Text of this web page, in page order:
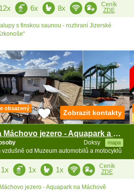
12x 6x 8x
Ceník
ZDE
s finskou saunou - rozhraní Jizerské
obsazený
Chata Máchovo jezero - Aquapark a hrad Bezděz
Doksy mapa
vzdušně od Muzeum automobilů a motocyklů
Zobrazit kontakty
1x 1x 1x
Ceník
ZDE
jezero - Aquapark na Máchově